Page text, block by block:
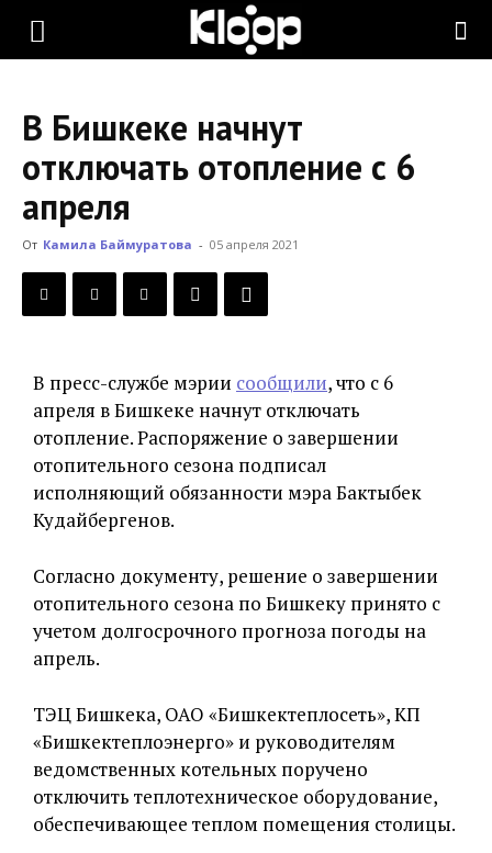
KLOOP.KG
Новости
Кыргызстана
В Бишкеке начнут
отключать отопление с 6
апреля
От Камила Баймуратова - 05 апреля 2021
В пресс-службе мэрии сообщили, что с 6
апреля в Бишкеке начнут отключать
отопление. Распоряжение о завершении
отопительного сезона подписал
исполняющий обязанности мэра Бактыбек
Кудайбергенов.
Согласно документу, решение о завершении
отопительного сезона по Бишкеку принято с
учетом долгосрочного прогноза погоды на
апрель.
ТЭЦ Бишкека, ОАО «Бишкектеплосеть», КП
«Бишкектеплоэнерго» и руководителям
ведомственных котельных поручено
отключить теплотехническое оборудование,
обеспечивающее теплом помещения столицы.